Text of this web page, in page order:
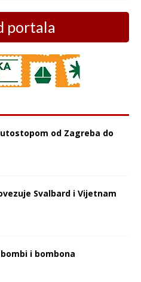
portala
od Zagreba do
Svalbard i Vijetnam
i bombona